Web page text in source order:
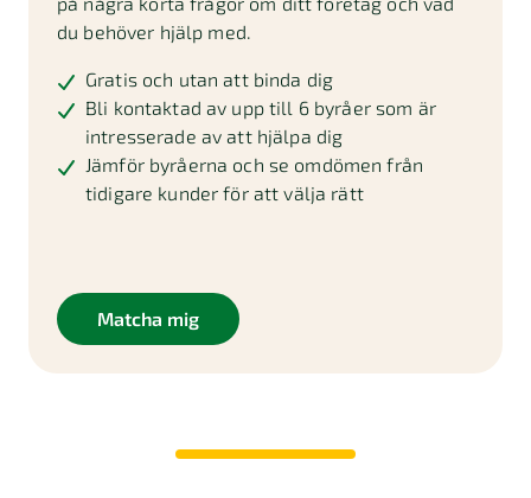
du behöver hjälp med.
Gratis och utan att binda dig
Bli kontaktad av upp till 6 byråer som är
intresserade av att hjälpa dig
Jämför byråerna och se omdömen från
tidigare kunder för att välja rätt
Matcha mig